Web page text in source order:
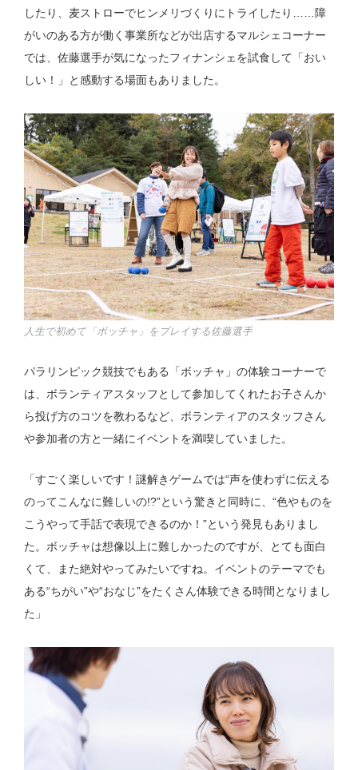
したり、麦ストローでヒンメリづくりにトライしたり……障
がいのある方が働く事業所などが出店するマルシェコーナー
では、佐藤選手が気になったフィナンシェを試食して「おい
しい！」と感動する場面もありました。
人生で初めて「ボッチャ」をプレイする佐藤選手
パラリンピック競技でもある「ボッチャ」の体験コーナーで
は、ボランティアスタッフとして参加してくれたお子さんか
ら投げ方のコツを教わるなど、ボランティアのスタッフさん
や参加者の方と一緒にイベントを満喫していました。
「すごく楽しいです！謎解きゲームでは“声を使わずに伝える
のってこんなに難しいの!?”という驚きと同時に、“色やものを
こうやって手話で表現できるのか！”という発見もありまし
た。ボッチャは想像以上に難しかったのですが、とても面白
くて、また絶対やってみたいですね。イベントのテーマでも
ある“ちがい”や“おなじ”をたくさん体験できる時間となりまし
た」